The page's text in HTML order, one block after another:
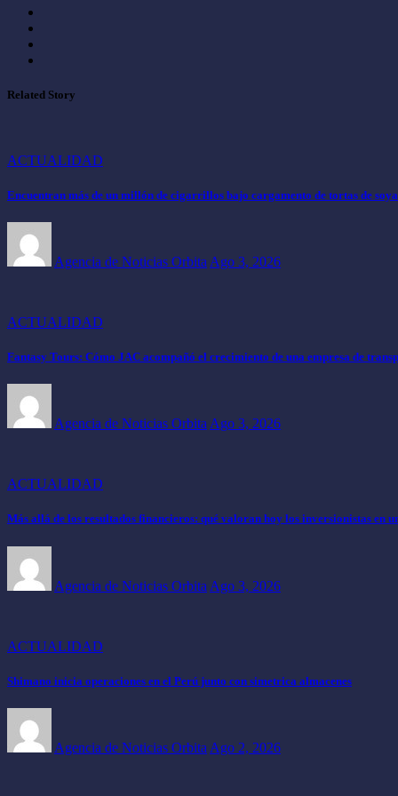
Related Story
ACTUALIDAD
Encuentran más de un millón de cigarrillos bajo cargamento de tortas de soya
Agencia de Noticias Orbita Ago 3, 2026
ACTUALIDAD
Fantasy Tours: Cómo JAC acompañó el crecimiento de una empresa de
Agencia de Noticias Orbita Ago 3, 2026
ACTUALIDAD
Más allá de los resultados financieros: qué valoran hoy los inversionistas en
Agencia de Noticias Orbita Ago 3, 2026
ACTUALIDAD
Shimano inicia operaciones en el Perú junto con simetrica almacenes
Agencia de Noticias Orbita Ago 2, 2026